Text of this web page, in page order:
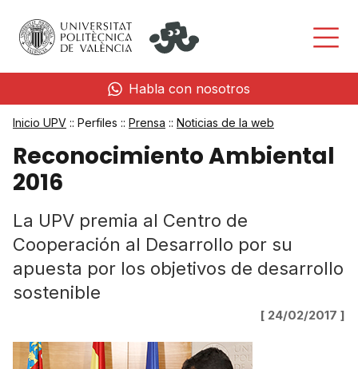
Habla con nosotros
Inicio UPV :: Perfiles :: Prensa :: Noticias de la web
Reconocimiento Ambiental
2016
La UPV premia al Centro de
Cooperación al Desarrollo por su
apuesta por los objetivos de desarrollo
sostenible
[ 24/02/2017 ]